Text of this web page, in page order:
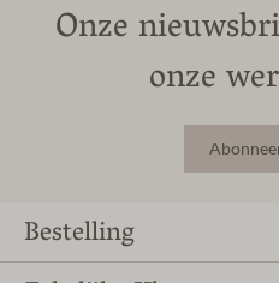
Onze
onze
Bestelling